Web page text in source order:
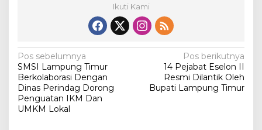
Ikuti Kami
N
a
v
i
Pos sebelumnya
SMSI Lampung Timur
Berkolaborasi Dengan
Dinas Perindag Dorong
Penguatan IKM Dan
UMKM Lokal
Pos berikutnya
14 Pejabat Eselon II
Resmi Dilantik Oleh
Bupati Lampung Timur